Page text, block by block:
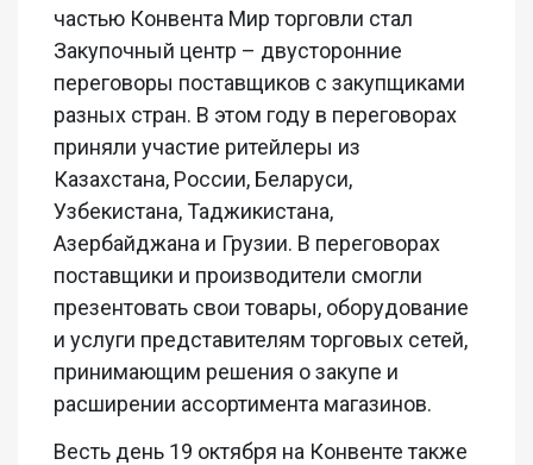
частью Конвента Мир торговли стал
Закупочный центр – двусторонние
переговоры поставщиков с закупщиками
разных стран. В этом году в переговорах
приняли участие ритейлеры из
Казахстана, России, Беларуси,
Узбекистана, Таджикистана,
Азербайджана и Грузии. В переговорах
поставщики и производители смогли
презентовать свои товары, оборудование
и услуги представителям торговых сетей,
принимающим решения о закупе и
расширении ассортимента магазинов.
Весть день 19 октября на Конвенте также